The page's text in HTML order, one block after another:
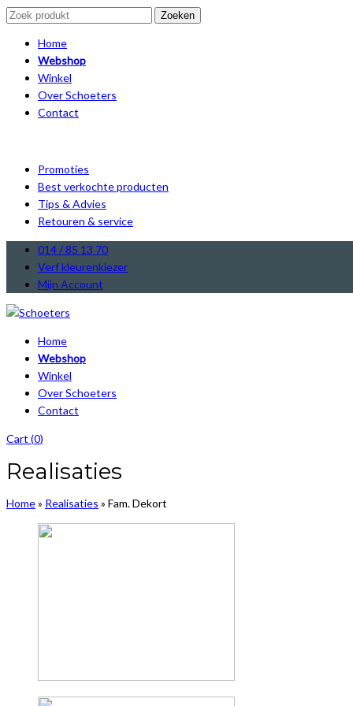
Zoeken
Home
Webshop
Winkel
Over Schoeters
Contact
Promoties
Best verkochte producten
Tips & Advies
Retouren & service
014 / 85 13 70
Verf kleurenkiezer
Mijn Account
Home
Webshop
Winkel
Over Schoeters
Contact
Cart (0)
Realisaties
Home» Realisaties » Fam. Dekort